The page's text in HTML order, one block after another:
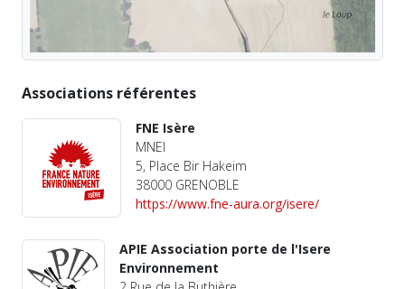
Associations référentes
FNE Isère
MNEI
5, Place Bir Hakeim
38000 GRENOBLE
https://www.fne-aura.org/isere/
APIE Association porte de l'Isere
Environnement